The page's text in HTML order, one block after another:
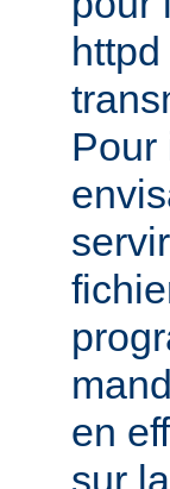
Pour
en
sur